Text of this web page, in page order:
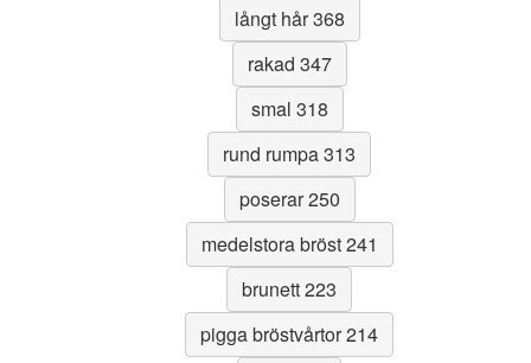
långt hår 368
rakad 347
smal 318
rund rumpa 313
poserar 250
medelstora bröst 241
brunett 223
pigga bröstvårtor 214